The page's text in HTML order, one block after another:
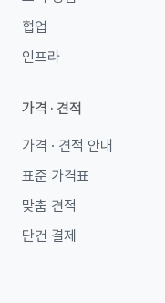
협업
인프라
가격 · 견적
가격 · 견적 안내
표준 가격표
맞춤 견적
단건 결제